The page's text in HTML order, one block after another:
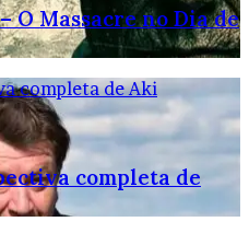
O Massacre no Dia de
completa de Aki
completa de